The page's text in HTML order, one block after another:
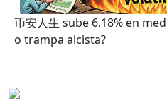
币安人生 sube 6,18% en
o trampa alcista?